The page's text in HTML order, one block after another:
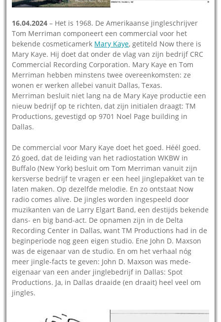
16.04.2024 – Het is 1968. De Amerikaanse jingleschrijver
Tom Merriman componeert een commercial voor het
bekende cosmeticamerk Mary Kaye, getiteld Now there is
Mary Kaye. Hij doet dat onder de vlag van zijn bedrijf CRC
Commercial Recording Corporation. Mary Kaye en Tom
Merriman hebben minstens twee overeenkomsten: ze
wonen er werken allebei vanuit Dallas, Texas.
Merriman besluit niet lang na de Mary Kaye productie een
nieuw bedrijf op te richten, dat zijn initialen draagt: TM
Productions, gevestigd op 9701 Noel Page building in
Dallas.
De commercial voor Mary Kaye doet het goed. Héél goed.
Zó goed, dat de leiding van het radiostation WKBW in
Buffalo (New York) besluit om Tom Merriman vanuit zijn
kersverse bedrijf te vragen er een heel jinglepakket van te
laten maken. Op dezelfde melodie. En zo ontstaat Now
radio comes alive. De jingles worden ingespeeld door
muzikanten van de Larry Elgart Band, een destijds bekende
dans- en big band-act. De opnamen zijn in de Delta
Recording Center in Dallas, want TM Productions had in de
beginperiode nog geen eigen studio. Ene John D. Maxson
was de eigenaar van de studio. En om het verhaal nóg
meer jingle-facts te geven: John D. Maxson was mede-
eigenaar van een ander jinglebedrijf in Dallas: Spot
Productions. Ja, in Dallas draaide (en draait) heel veel om
jingles.